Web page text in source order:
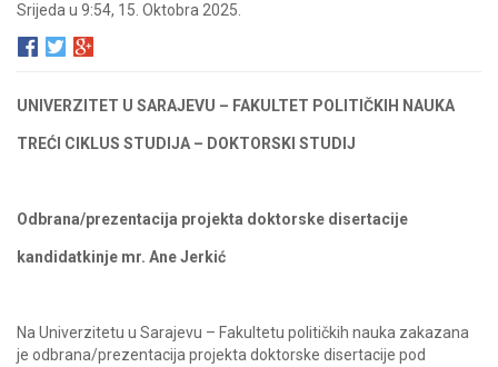
Srijeda u 9:54, 15. Oktobra 2025.
UNIVERZITET U SARAJEVU – FAKULTET POLITIČKIH NAUKA
TREĆI CIKLUS STUDIJA – DOKTORSKI STUDIJ
Odbrana/prezentacija projekta doktorske disertacije
kandidatkinje mr. Ane Jerkić
Na Univerzitetu u Sarajevu – Fakultetu političkih nauka zakazana
je odbrana/prezentacija projekta doktorske disertacije pod